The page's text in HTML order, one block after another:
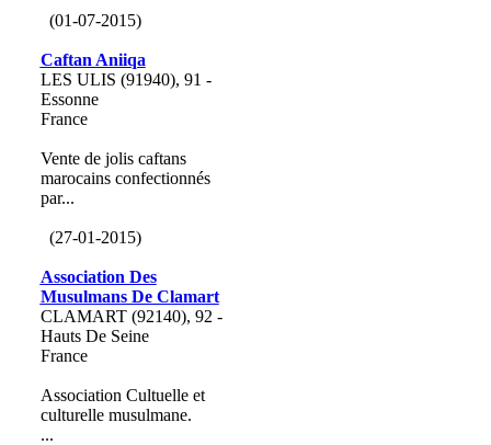
(01-07-2015)
Caftan Aniiqa
LES ULIS (91940), 91 -
Essonne
France
Vente de jolis caftans
marocains confectionnés
par...
(27-01-2015)
Association Des
Musulmans De Clamart
CLAMART (92140), 92 -
Hauts De Seine
France
Association Cultuelle et
culturelle musulmane.
...